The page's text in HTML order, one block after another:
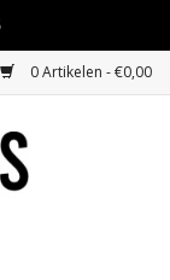
0 Artikelen - €0,00